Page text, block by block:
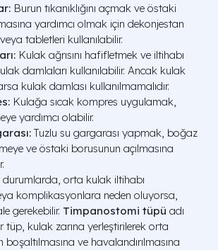
Burun tıkanıklığını açmak ve östaki
yardımcı olmak için dekonjestan
tabletleri kullanılabilir.
Kulak ağrısını hafifletmek ve iltihabı
damlaları kullanılabilir. Ancak kulak
kulak damlası kullanılmamalıdır.
Kulağa sıcak kompres uygulamak,
yardımcı olabilir.
Tuzlu su gargarası yapmak, boğaz
ve östaki borusunun açılmasına
orta kulak iltihabı
komplikasyonlara neden oluyorsa,
gerekebilir. Timpanostomi tüpü adı
tüp, kulak zarına yerleştirilerek orta
boşaltılmasına ve havalandırılmasına